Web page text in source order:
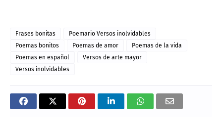
Frases bonitas
Poemario Versos inolvidables
Poemas bonitos
Poemas de amor
Poemas de la vida
Poemas en español
Versos de arte mayor
Versos inolvidables